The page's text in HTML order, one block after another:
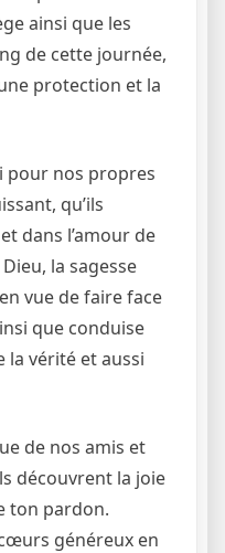
ainsi que les
de cette journée,
protection et la
pour nos propres
qu’ils
dans l’amour de
la sagesse
vue de faire face
que conduise
la vérité et aussi
de nos amis et
découvrent la joie
ton pardon.
généreux en